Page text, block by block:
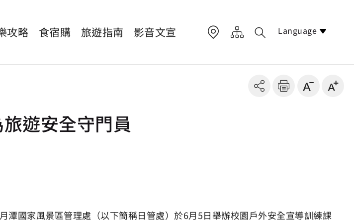
攻略 食宿購 旅遊指南 影音文宣 Language
遊安全守門員
國家風景區管理處（以下簡稱日管處）於6月5日舉辦校園戶外安全宣導訓練課